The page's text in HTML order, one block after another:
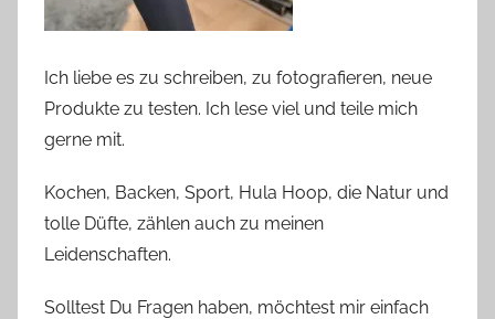
Ich liebe es zu schreiben, zu fotografieren, neue
Produkte zu testen. Ich lese viel und teile mich
gerne mit.
Kochen, Backen, Sport, Hula Hoop, die Natur und
tolle Düfte, zählen auch zu meinen
Leidenschaften.
Solltest Du Fragen haben, möchtest mir einfach